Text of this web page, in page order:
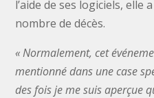
l’aide de ses logiciels, elle
nombre de décès.
« Normalement, cet
mentionné dans une case
des fois je me suis aperçue